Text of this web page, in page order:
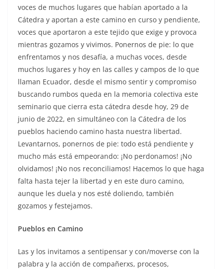
voces de muchos lugares que habían aportado a la
Cátedra y aportan a este camino en curso y pendiente,
voces que aportaron a este tejido que exige y provoca
mientras gozamos y vivimos. Ponernos de pie: lo que
enfrentamos y nos desafía, a muchas voces, desde
muchos lugares y hoy en las calles y campos de lo que
llaman Ecuador, desde el mismo sentir y compromiso
buscando rumbos queda en la memoria colectiva este
seminario que cierra esta cátedra desde hoy, 29 de
junio de 2022, en simultáneo con la Cátedra de los
pueblos haciendo camino hasta nuestra libertad.
Levantarnos, ponernos de pie: todo está pendiente y
mucho más está empeorando: ¡No perdonamos! ¡No
olvidamos! ¡No nos reconciliamos! Hacemos lo que haga
falta hasta tejer la libertad y en este duro camino,
aunque les duela y nos esté doliendo, también
gozamos y festejamos.
Pueblos en Camino
Las y los invitamos a sentipensar y con/moverse con la
palabra y la acción de compañerxs, procesos,